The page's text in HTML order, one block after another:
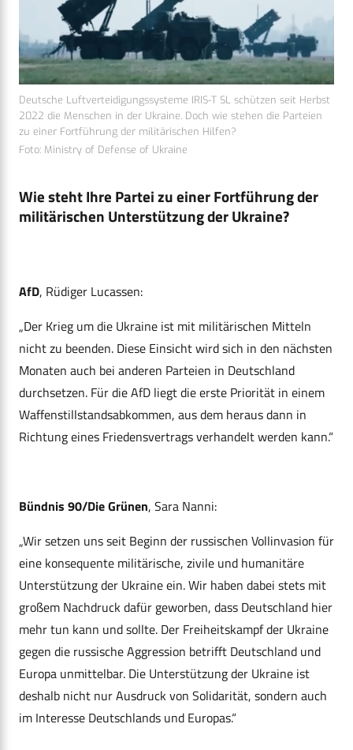
Deutsche Luftverteidigungssysteme IRIS-T SL schützen seit Herbst
2022 die Menschen in der Ukraine. Doch wie stehen die Parteien
zu einer Fortführung der militärischen Hilfen?
Foto: Ministry of Defense of Ukraine
Wie steht Ihre Partei zu einer Fortführung der
militärischen Unterstützung der Ukraine?
AfD, Rüdiger Lucassen:
„Der Krieg um die Ukraine ist mit militärischen Mitteln
nicht zu beenden. Diese Einsicht wird sich in den nächsten
Monaten auch bei anderen Parteien in Deutschland
durchsetzen. Für die AfD liegt die erste Priorität in einem
Waffenstillstandsabkommen, aus dem heraus dann in
Richtung eines Friedensvertrags verhandelt werden kann.“
Bündnis 90/Die Grünen, Sara Nanni:
„Wir setzen uns seit Beginn der russischen Vollinvasion für
eine konsequente militärische, zivile und humanitäre
Unterstützung der Ukraine ein. Wir haben dabei stets mit
großem Nachdruck dafür geworben, dass Deutschland hier
mehr tun kann und sollte. Der Freiheitskampf der Ukraine
gegen die russische Aggression betrifft Deutschland und
Europa unmittelbar. Die Unterstützung der Ukraine ist
deshalb nicht nur Ausdruck von Solidarität, sondern auch
im Interesse Deutschlands und Europas.“